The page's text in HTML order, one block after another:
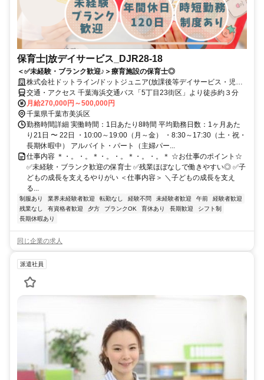
保育士|放デイサービス_DJR28-18
＜✅未経験・ブランク歓迎♪＞療育施設の保育士◎
株式会社ドットライン/ドットジュニア(放課後等デイサービス・児童
発達支援) 真砂第1教室
交通・アクセス 千葉海浜交通バス「5丁目23街区」より徒歩約３分
月給270,000円～500,000円
千葉県千葉市美浜区
勤務時間詳細 実働時間：1日あたり8時間 平均勤務日数：1ヶ月あた
り21日 〜 22日 ・10:00～19:00（月～金） ・8:30～17:30（土・祝・
長期休暇中） アルバイト・パート（主婦パー...
仕事内容 ＊・。・。＊・。・。＊・。・。＊ ☆お仕事のポイント☆
✅未経験・ブランク歓迎の保育士 ✅残業ほぼなしで働きやすい◎ ✅子
どもの成長を支えるやりがい ＜仕事内容＞ ＼子どもの成長を支え
る...
制服あり 業界未経験者歓迎 転勤なし 経験不問 未経験者歓迎 午前
経験者歓迎
残業なし
有資格者歓迎 夕方 ブランクOK 育休あり 長期歓迎
シフト制
長期休暇あり
同じ企業の求人
派遣社員